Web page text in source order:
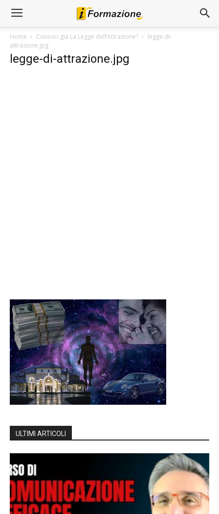
Home Conosci già La Legge dell’Attrazione?
legge-di-
attrazione.jpg
legge-di-attrazione.jpg
ULTIMI ARTICOLI